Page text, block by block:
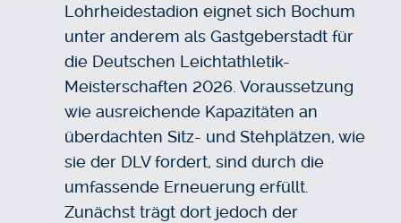
Lohrheidestadion eignet sich Bochum
unter anderem als Gastgeberstadt für
die Deutschen Leichtathletik-
Meisterschaften 2026. Voraussetzung
wie ausreichende Kapazitäten an
überdachten Sitz- und Stehplätzen, wie
sie der DLV fordert, sind durch die
umfassende Erneuerung erfüllt.
Zunächst trägt dort jedoch der